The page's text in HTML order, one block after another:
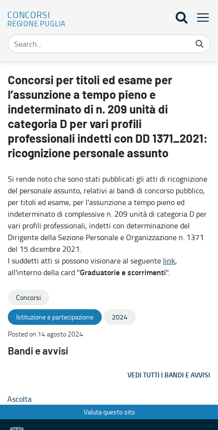
CONCORSI
REGIONE PUGLIA
Concorsi per titoli ed esame per l’assunzione a tempo pieno e
Concorsi per titoli ed esame per
l’assunzione a tempo pieno e
indeterminato di n. 209 unità di
categoria D per vari profili
professionali indetti con DD 1371_2021:
ricognizione personale assunto
Si rende noto che sono stati pubblicati gli atti di ricognizione
del personale assunto, relativi ai bandi di concorso pubblico,
per titoli ed esame, per l'assunzione a tempo pieno ed
indeterminato di complessive n. 209 unità di categoria D per
vari profili professionali, indetti con determinazione del
Dirigente della Sezione Personale e Organizzazione n. 1371
del 15 dicembre 2021.
I suddetti atti si possono visionare al seguente link,
all'interno della card "Graduatorie e scorrimenti".
Concorsi
Istituzione e partecipazione
2024
Posted on 14 agosto 2024
Bandi e avvisi
VEDI TUTTI I BANDI E AVVISI
Ascolta
Valuta questo sito